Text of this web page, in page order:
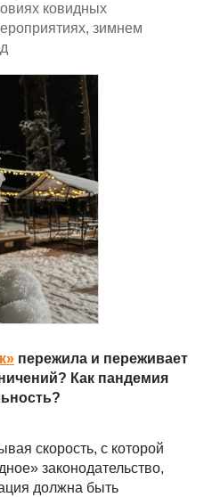
ковидных
зимнем
пережила и переживает
Как пандемия
скорость, с которой
законодательство,
должна быть